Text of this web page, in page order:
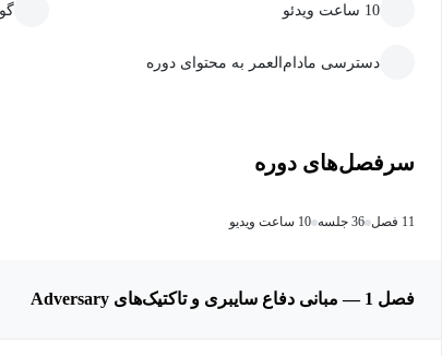
10 ساعت ویدئو
دسترسی مادام‌العمر به محتوای دوره
سرفصل‌های دوره
11 فصل 36 جلسه 10 ساعت ویدیو
فصل 1 — مبانی دفاع سایبری و تاکتیک‌های Adversary